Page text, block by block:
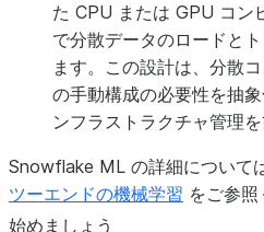
た CPU または GPU コン
で分散データのロードと
ます。この設計は、分散
の手動構成の必要性を抽
ンフラストラクチャ管理を
Snowflake ML の詳細について
ツーエンドの機械学習 をご参照
始めましょう